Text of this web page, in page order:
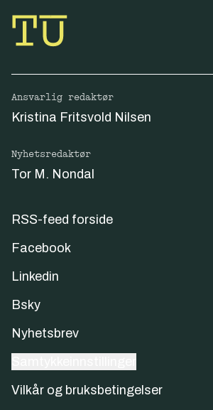
Ansvarlig redaktør
Kristina Fritsvold Nilsen
Nyhetsredaktør
Tor M. Nondal
RSS-feed forside
Facebook
Linkedin
Bsky
Nyhetsbrev
Vilkår og bruksbetingelser